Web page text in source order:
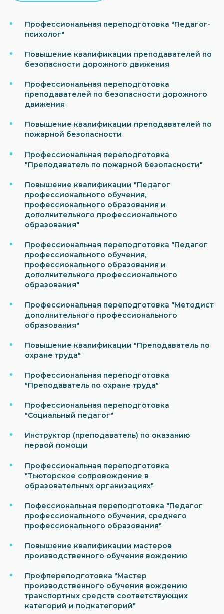
Профессиональная переподготовка "Педагог-
психолог"
Повышение квалификации преподавателей по
безопасности дорожного движения
Профессиональная переподготовка
преподавателей по безопасности дорожного
движения
Повышение квалификации преподавателей по
пожарной безопасности
Профессиональная переподготовка
"Преподаватель по пожарной безопасности"
Повышение квалификации "Педагог
профессионального обучения,
профессионального образования и
дополнительного профессионального
образования"
Профессиональная переподготовка "Педагог
профессионального обучения,
профессионального образования и
дополнительного профессионального
образования"
Профессиональная переподготовка "Методист
дополнительного профессионального
образования"
Повышение квалификации "Преподаватель по
охране труда"
Профессиональная переподготовка
"Преподаватель по охране труда"
Профессиональная переподготовка
"Социальный педагог"
Инструктор (преподаватель) по оказанию
первой помощи
Профессиональная переподготовка
"Тьюторское сопровождение в
образовательных организациях"
Пофессиональная переподготовка "Педагог
профессионального обучения, среднего
профессионального образования"
Повышение квалификации мастеров
производственного обучения вождению
Профпереподготовка "Мастер
производственного обучения вождению
транспортных средств соответствующих
категорий и подкатегорий"